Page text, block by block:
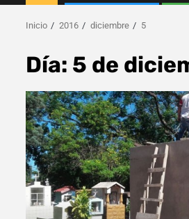
Inicio 2016 diciembre 5
Día: 5 de